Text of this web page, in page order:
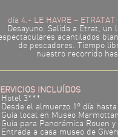
día 4.- LE HAVRE – ETRATAT
Desayuno. Salida a Etrat, un
acantilados
de pescadores. Tiempo
nuestro recorrido
INCLUÍDOS
3***
el almuerzo 1º día
local en Museo
para Panorámica Rouen y
a casa museo de